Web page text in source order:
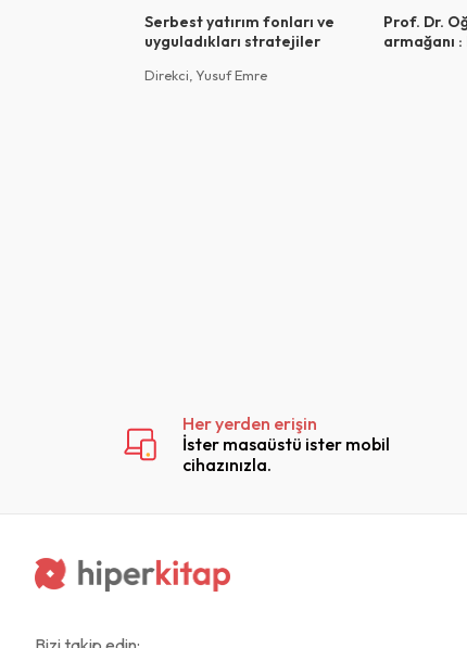
Serbest yatırım fonları ve
uyguladıkları stratejiler
Direkci, Yusuf Emre
Prof. Dr.
armağanı
Her yerden erişin
İster masaüstü ister mobil
cihazınızla.